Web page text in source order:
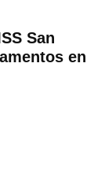
San
en